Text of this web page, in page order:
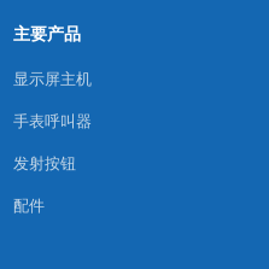
主要产品
显示屏主机
手表呼叫器
发射按钮
配件